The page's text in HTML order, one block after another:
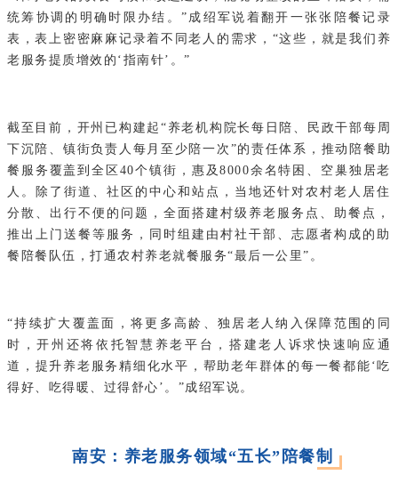
统筹协调的明确时限办结。”成绍军说着翻开一张张陪餐记录
表，表上密密麻麻记录着不同老人的需求，“这些，就是我们养
老服务提质增效的‘指南针’。”
截至目前，开州已构建起“养老机构院长每日陪、民政干部每周
下沉陪、镇街负责人每月至少陪一次”的责任体系，推动陪餐助
餐服务覆盖到全区40个镇街，惠及8000余名特困、空巢独居老
人。除了街道、社区的中心和站点，当地还针对农村老人居住
分散、出行不便的问题，全面搭建村级养老服务点、助餐点，
推出上门送餐等服务，同时组建由村社干部、志愿者构成的助
餐陪餐队伍，打通农村养老就餐服务“最后一公里”。
“持续扩大覆盖面，将更多高龄、独居老人纳入保障范围的同
时，开州还将依托智慧养老平台，搭建老人诉求快速响应通
道，提升养老服务精细化水平，帮助老年群体的每一餐都能‘吃
得好、吃得暖、过得舒心’。”成绍军说。
南安：养老服务领域“五长”陪餐制